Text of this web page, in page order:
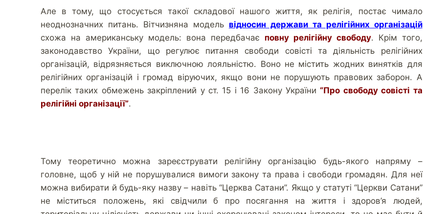
Але в тому, що стосується такої складової нашого життя, як релігія, постає чимало
неоднозначних питань. Вітчизняна модель відносин держави та релігійних організацій
схожа на американську модель: вона передбачає повну релігійну свободу. Крім того,
законодавство України, що регулює питання свободи совісті та діяльність релігійних
організацій, відрязняється виключною лояльністю. Воно не містить жодних винятків для
релігійних організацій і громад віруючих, якщо вони не порушують правових заборон. А
перелік таких обмежень закріплений у ст. 15 і 16 Закону України “Про свободу совісті та
релігійні організації”.
Тому теоретично можна зареєструвати релігійну організацію будь-якого напряму –
головне, щоб у ній не порушувалися вимоги закону та права і свободи громадян. Для неї
можна вибирати й будь-яку назву – навіть “Церква Сатани”. Якщо у статуті “Церкви Сатани”
не міститься положень, які свідчили б про посягання на життя і здоров’я людей,